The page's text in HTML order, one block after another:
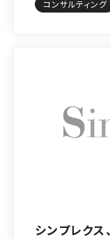
コンサルティング
シンプレク